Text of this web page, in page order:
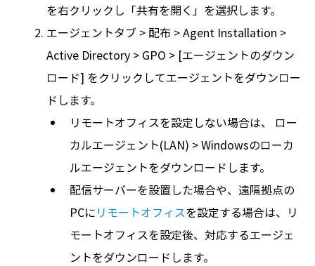
を右クリックし「共有を開く」を選択します。
エージェントタブ > 配布 > Agent Installation >
Active Directory > GPO > [エージェントのダウン
ロード] をクリックしてエージェントをダウンロー
ドします。
リモートオフィスを設定しない場合は、 ロー
カルエージェント(LAN) > Windowsのローカ
ルエージェントをダウンロードします。
配信サーバーを設置した場合や、遠隔拠点の
PCにリモートオフィスを設定する場合は、リ
モートオフィスを設定後、対応するエージェ
ントをダウンロードします。